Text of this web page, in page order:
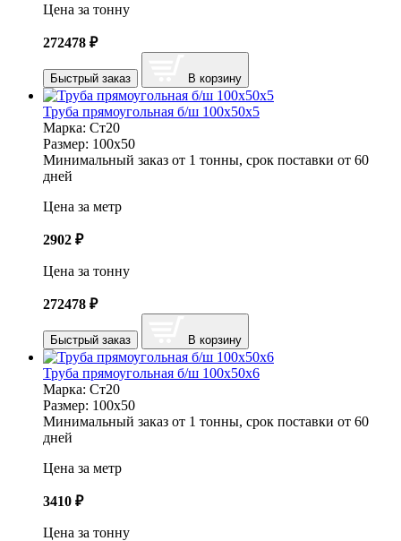
Цена за тонну
272478 ₽
Быстрый заказ В корзину
Труба прямоугольная б/ш 100х50х5
Марка: Ст20
Размер: 100х50
Минимальный заказ от 1 тонны, срок поставки от 60
дней
Цена за метр
2902 ₽
Цена за тонну
272478 ₽
Быстрый заказ В корзину
Труба прямоугольная б/ш 100х50х6
Марка: Ст20
Размер: 100х50
Минимальный заказ от 1 тонны, срок поставки от 60
дней
Цена за метр
3410 ₽
Цена за тонну